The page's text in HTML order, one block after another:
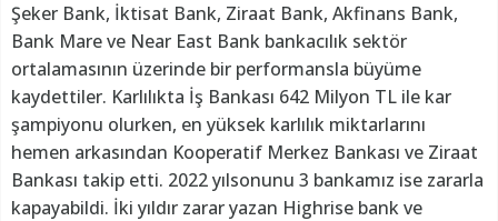
Şeker Bank, İktisat Bank, Ziraat Bank, Akfinans Bank,
Bank Mare ve Near East Bank bankacılık sektör
ortalamasının üzerinde bir performansla büyüme
kaydettiler. Karlılıkta İş Bankası 642 Milyon TL ile kar
şampiyonu olurken, en yüksek karlılık miktarlarını
hemen arkasından Kooperatif Merkez Bankası ve Ziraat
Bankası takip etti. 2022 yılsonunu 3 bankamız ise zararla
kapayabildi. İki yıldır zarar yazan Highrise bank ve